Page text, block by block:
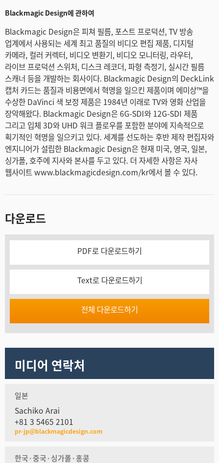
Blackmagic Design에 관하여
Blackmagic Design은 피쳐 필름, 포스트 프로덕션, TV 방송
업계에서 사용되는 세계 최고 품질의 비디오 편집 제품, 디지털
카메라, 컬러 커렉터, 비디오 변환기, 비디오 모니터링, 라우터,
라이브 프로덕션 스위처, 디스크 레코더, 파형 측정기, 실시간 필름
스캐너 등을 개발하는 회사이다. Blackmagic Design의 DeckLink
캡처 카드는 품질과 비용면에서 혁명을 일으킨 제품이며 에미상™을
수상한 DaVinci 색 보정 제품은 1984년 이래로 TV와 영화 산업을
장악해왔다. Blackmagic Design은 6G-SDI와 12G-SDI 제품
그리고 입체 3D와 UHD 워크 플로우를 포함한 분야에 지속적으로
획기적인 혁명을 일으키고 있다. 세계를 선도하는 후반 제작 편집자와
엔지니어가 설립한 Blackmagic Design은 현재 미국, 영국, 일본,
싱가폴, 호주에 지사와 본사를 두고 있다. 더 자세한 사항은 자사
웹사이트 www.blackmagicdesign.com/kr에서 볼 수 있다.
다운로드
PDF로 다운로드하기
Text로 다운로드하기
전체 다운로드하기
미디어 연락처
일본
Sachiko Arai
+81 3 5465 2101
pr-jp@blackmagicdesign.com
한국·중국·싱가폴·홍콩